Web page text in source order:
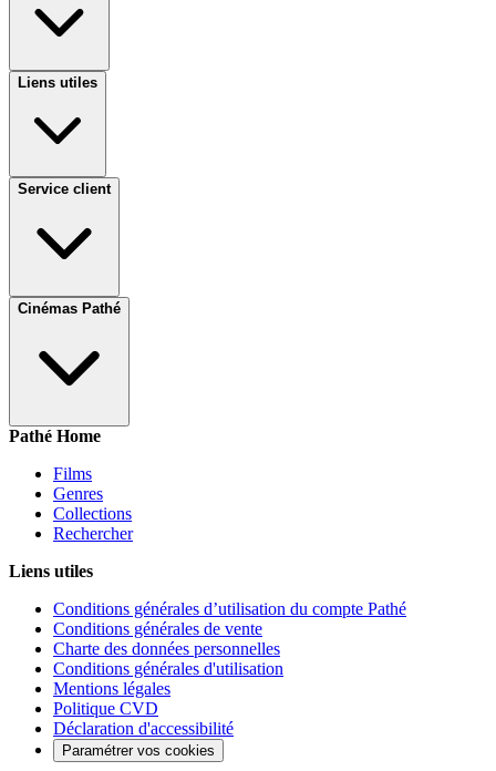
Liens utiles
Service client
Cinémas Pathé
Pathé Home
Films
Genres
Collections
Rechercher
Liens utiles
Conditions générales d’utilisation du compte Pathé
Conditions générales de vente
Charte des données personnelles
Conditions générales d'utilisation
Mentions légales
Politique CVD
Déclaration d'accessibilité
Paramétrer vos cookies